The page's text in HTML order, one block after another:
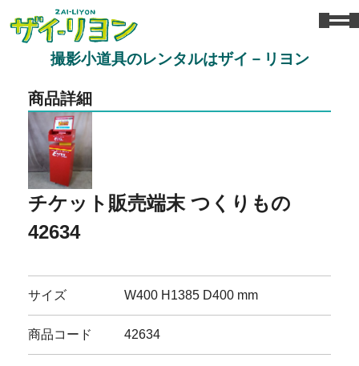
撮影小道具のレンタルはザイ－リヨン
商品詳細
チケット販売端末 つくりもの
42634
サイズ W400 H1385 D400 mm
商品コード 42634